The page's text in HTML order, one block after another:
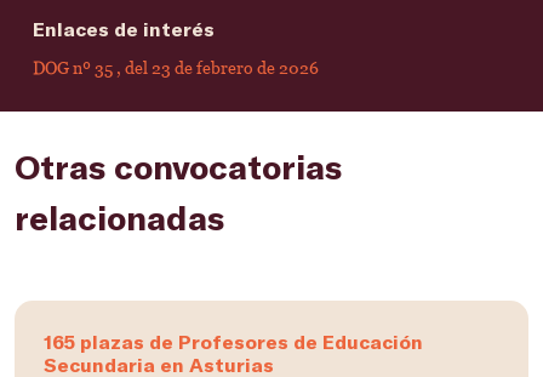
Enlaces de interés
DOG nº 35 , del 23 de febrero de 2026
Otras convocatorias
relacionadas
165 plazas de Profesores de Educación
Secundaria en Asturias